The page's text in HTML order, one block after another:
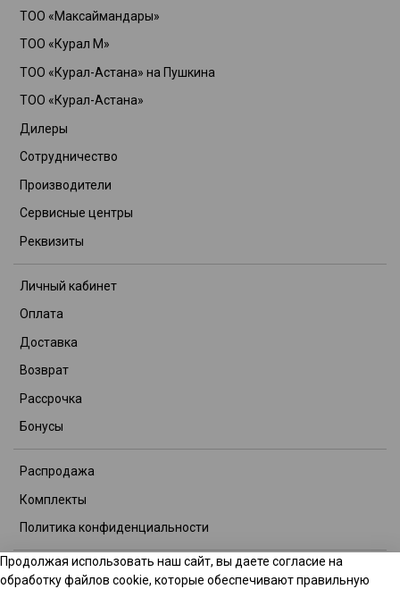
ТОО «Максаймандары»
ТОО «Курал М»
ТОО «Курал-Астана» на Пушкина
ТОО «Курал-Астана»
Дилеры
Сотрудничество
Производители
Сервисные центры
Реквизиты
Личный кабинет
Оплата
Доставка
Возврат
Рассрочка
Бонусы
Распродажа
Комплекты
Политика конфиденциальности
© 2026 Интернет-магазин TITOOL GROUP. Все права защищены.
Продолжая использовать наш сайт, вы даете согласие на
обработку файлов cookie, которые обеспечивают правильную